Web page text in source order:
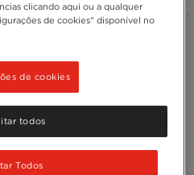
clicando aqui ou a qualquer
de cookies" disponível no
de cookies
Todos
todos